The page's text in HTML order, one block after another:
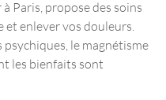
Paris, propose des soins
enlever vos douleurs.
le magnétisme
les bienfaits sont